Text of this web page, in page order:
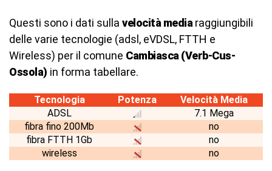
Questi sono i dati sulla velocità media raggiungibili
delle varie tecnologie (adsl, eVDSL, FTTH e
Wireless) per il comune Cambiasca (Verb-Cus-
Ossola) in forma tabellare.
Tecnologia Potenza
Velocità Media
ADSL
7.1 Mega
fibra fino 200Mb
no
fibra FTTH 1Gb
no
wireless
no